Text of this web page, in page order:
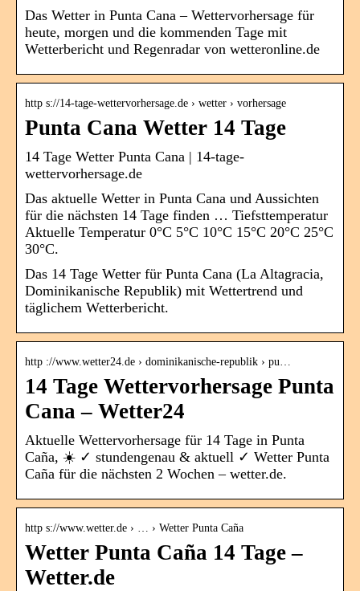
Das Wetter in Punta Cana – Wettervorhersage für
heute, morgen und die kommenden Tage mit
Wetterbericht und Regenradar von wetteronline.de
http s://14-tage-wettervorhersage.de › wetter › vorhersage
Punta Cana Wetter 14 Tage
14 Tage Wetter Punta Cana | 14-tage-
wettervorhersage.de
Das aktuelle Wetter in Punta Cana und Aussichten
für die nächsten 14 Tage finden … Tiefsttemperatur
Aktuelle Temperatur 0°C 5°C 10°C 15°C 20°C 25°C
30°C.
Das 14 Tage Wetter für Punta Cana (La Altagracia,
Dominikanische Republik) mit Wettertrend und
täglichem Wetterbericht.
http ://www.wetter24.de › dominikanische-republik › pu…
14 Tage Wettervorhersage Punta
Cana – Wetter24
Aktuelle Wettervorhersage für 14 Tage in Punta
Caña, ☀️ ✓ stundengenau & aktuell ✓ Wetter Punta
Caña für die nächsten 2 Wochen – wetter.de.
http s://www.wetter.de › … › Wetter Punta Caña
Wetter Punta Caña 14 Tage –
Wetter.de